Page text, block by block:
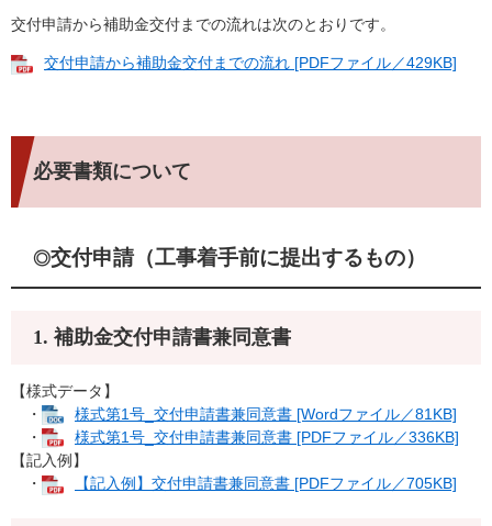
交付申請から補助金交付までの流れは次のとおりです。
交付申請から補助金交付までの流れ [PDFファイル／429KB]
必要書類について
◎交付申請（工事着手前に提出するもの）
1. 補助金交付申請書兼同意書
【様式データ】
・
様式第1号_交付申請書兼同意書 [Wordファイル／81KB]
・
様式第1号_交付申請書兼同意書 [PDFファイル／336KB]
【記入例】
・
【記入例】交付申請書兼同意書 [PDFファイル／705KB]